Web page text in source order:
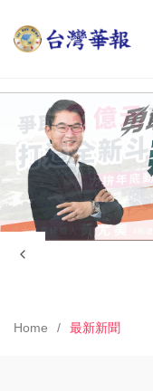
Home 最新新聞